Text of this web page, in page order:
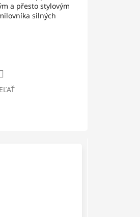
a přesto stylovým
silných